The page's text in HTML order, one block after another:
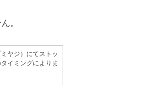
。
ヤジ）にてストッ
イミングによりま